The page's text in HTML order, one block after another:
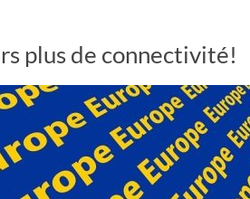
plus de connectivité!